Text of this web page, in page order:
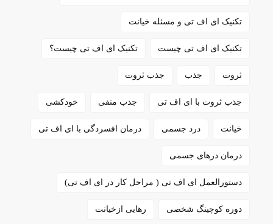
تکنیک ای اف تی و مسئله خیانت
تکنیک ای اف تی چیست تکنیک ای اف تی چیست؟
ثروت جذب جذب ثروت
جذب ثروت با ای اف تی جذب منفی خودکشی
خیانت درد جسمی درمان افسردگی با ای اف تی
درمان درهای جسمی
دستورالعمل ای اف تی ( مراحل کار در ای اف تی)
دوره کوچینگ شخصی رهایی ازخیانت